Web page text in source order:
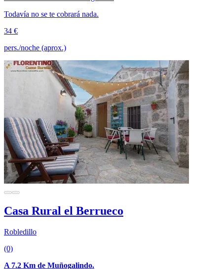
Todavía no se te cobrará nada.
34 €
pers./noche (aprox.)
Casa Rural el Berrueco
Robledillo
(0)
A 7.2 Km de Muñogalindo.